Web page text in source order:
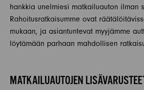
hankkia unelmiesi matkailuauton ilman
Rahoitusratkaisumme ovat
mukaan, ja asiantuntevat myyjämme
löytämään parhaan mahdollisen
MATKAILUAUTOJEN